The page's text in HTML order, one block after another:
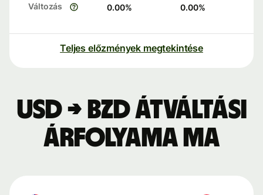
Változás 0.00% 0.00%
Teljes előzmények megtekintése
USD → BZD átváltási
árfolyama ma